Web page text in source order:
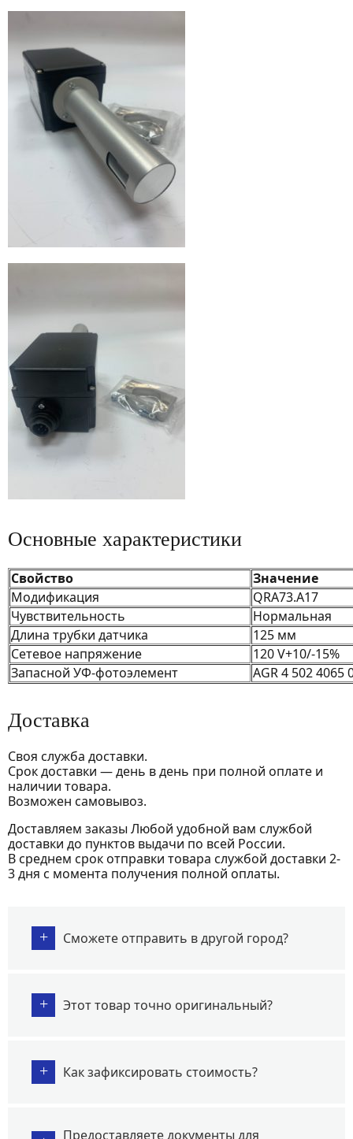
Основные характеристики
Свойство
Значение
Модификация
QRA73.A17
Чувствительность
Нормальная
Длина трубки датчика
125 мм
Сетевое напряжение
120 V+10/-15%
Запасной УФ-фотоэлемент
AGR 4 502 4065
Доставка
Своя служба доставки.
Срок доставки — день в день при полной оплате и
наличии товара.
Возможен самовывоз.
Доставляем заказы Любой удобной вам службой
доставки до пунктов выдачи по всей России.
В среднем срок отправки товара службой доставки 2-
3 дня с момента получения полной оплаты.
+ Сможете отправить в другой город?
+ Этот товар точно оригинальный?
+ Как зафиксировать стоимость?
Предоставляете документы для